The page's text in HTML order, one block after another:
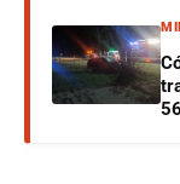
56